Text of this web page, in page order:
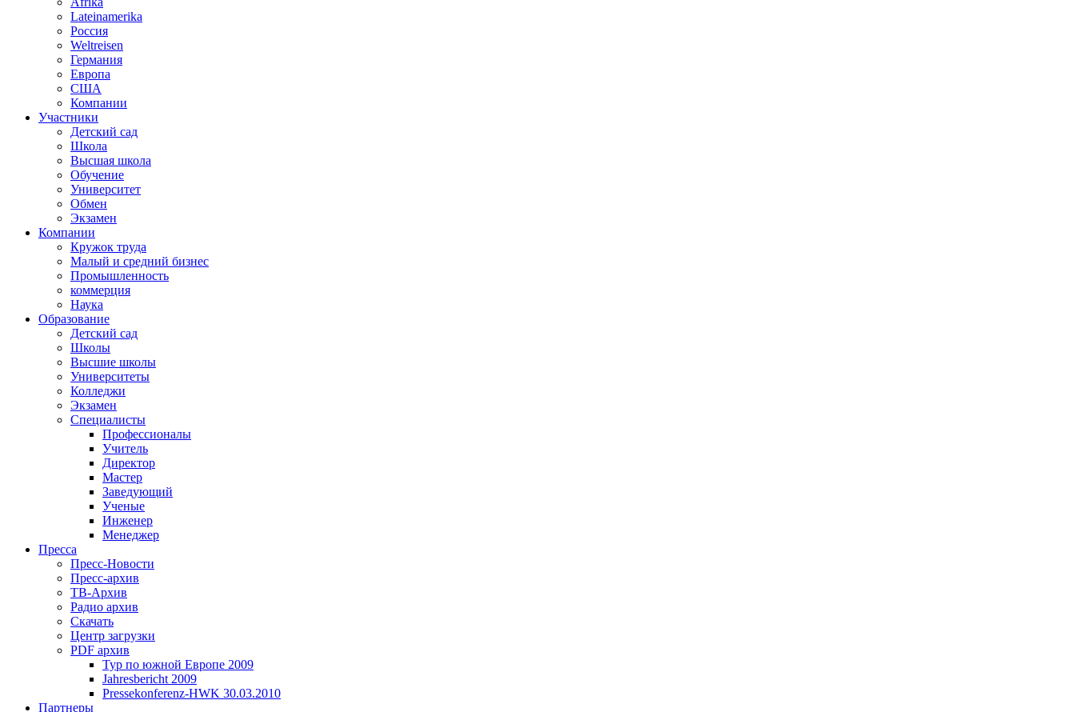
Lateinamerika
Россия
Weltreisen
Германия
Европа
США
Компании
Участники
Детский сад
Школа
Высшая школа
Обучение
Университет
Обмен
Экзамен
Компании
Кружок труда
Малый и средний бизнес
Промышленность
коммерция
Наука
Образование
Детский сад
Школы
Высшие школы
Университеты
Колледжи
Экзамен
Специалисты
Профессионалы
Учитель
Директор
Мастер
Заведующий
Ученые
Инженер
Менеджер
Пресса
Пресс-Новости
Пресс-архив
ТВ-Архив
Радио архив
Скачать
Центр загрузки
PDF архив
Тур по южной Европе 2009
Jahresbericht 2009
Pressekonferenz-HWK 30.03.2010
Партнеры